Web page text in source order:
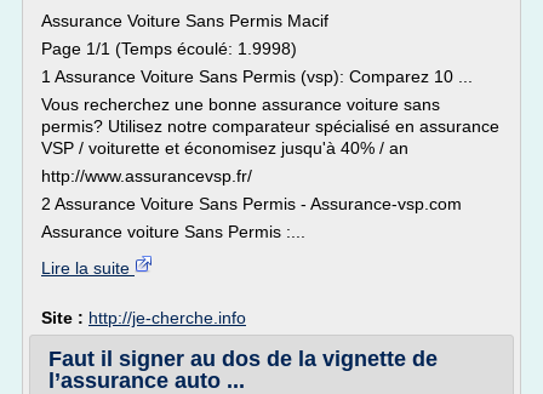
Assurance Voiture Sans Permis Macif
Page 1/1 (Temps écoulé: 1.9998)
1 Assurance Voiture Sans Permis (vsp): Comparez 10 ...
Vous recherchez une bonne assurance voiture sans
permis? Utilisez notre comparateur spécialisé en assurance
VSP / voiturette et économisez jusqu'à 40% / an
http://www.assurancevsp.fr/
2 Assurance Voiture Sans Permis - Assurance-vsp.com
Assurance voiture Sans Permis :...
Lire la suite
Site : http://je-cherche.info
Faut il signer au dos de la vignette de
l’assurance auto ...